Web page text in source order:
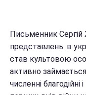
Письменник
представлень: в
став культовою
активно
численні благодійні